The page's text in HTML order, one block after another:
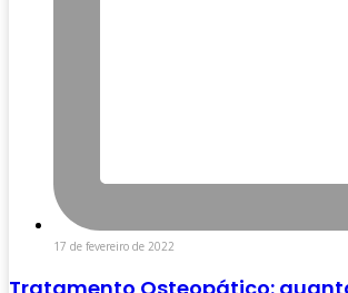
17 de fevereiro de 2022